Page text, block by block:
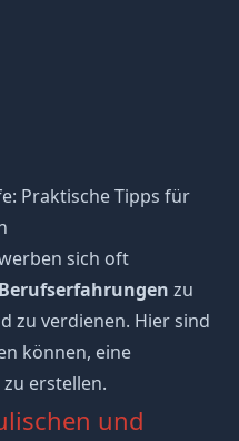
Praktische Tipps für
sich oft
Berufserfahrungen zu
zu verdienen. Hier sind
können, eine
zu erstellen.
und